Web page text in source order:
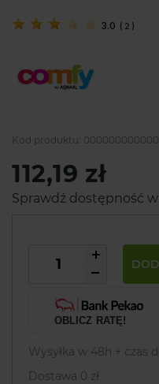
3.0 ( 2 )
Kod produktu:
112,19 zł
Sprawdź dostępność
OBLICZ RATĘ!
Wysyłka w 48h + czas
Dostawa 0 zł